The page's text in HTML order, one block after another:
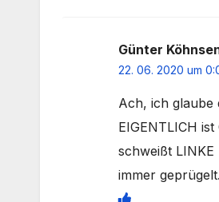
Günter
22. 06. 2020 um
Ach, ich glaube
EIGENTLICH
schweißt
immer